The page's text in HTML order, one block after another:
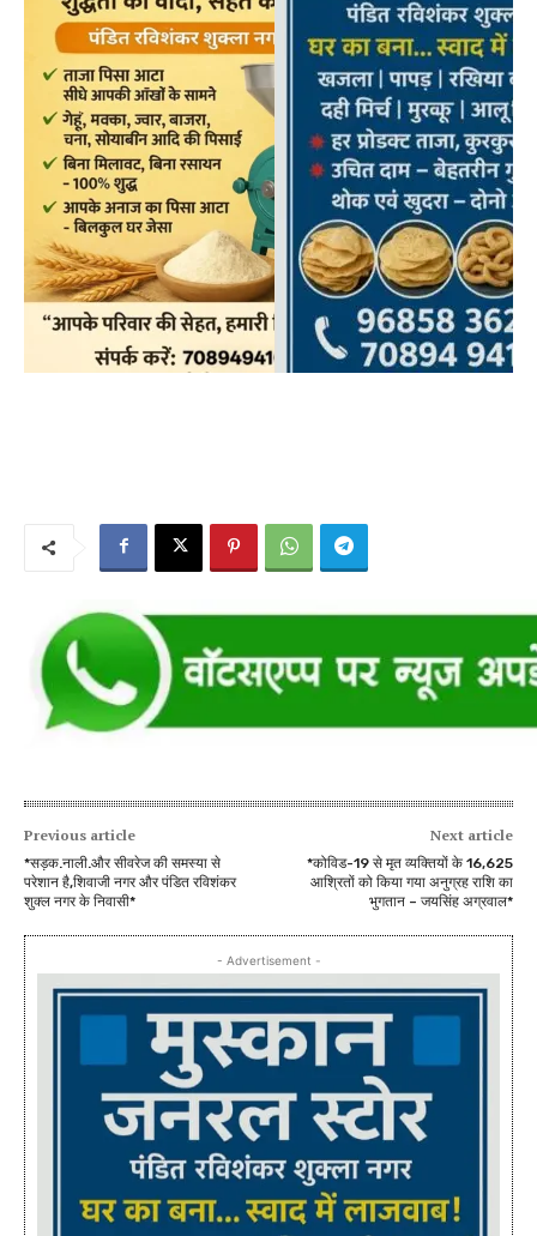
Previous article
*सड़क.नाली.और सीवरेज की समस्या से
परेशान है,शिवाजी नगर और पंडित रविशंकर
शुक्ल नगर के निवासी*
Next article
*कोविड-19 से मृत व्यक्तियों के 16,625
आश्रितों को किया गया अनुग्रह राशि का
भुगतान – जयसिंह अग्रवाल*
- Advertisement -